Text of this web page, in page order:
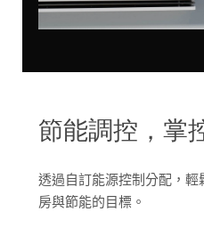
節能調控，掌
透過自訂能源控制分配，
房與節能的目標。